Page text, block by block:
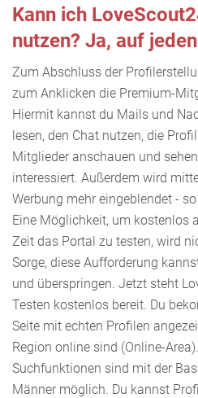
Kann ich
nutzen? Ja, auf
Zum Abschluss der
zum Anklicken die Premium-
Hiermit kannst du Mails und
lesen, den Chat nutzen, die
Mitglieder anschauen und
interessiert. Außerdem wird
Werbung mehr eingeblendet -
Eine Möglichkeit, um kostenlos
Zeit das Portal zu testen, wird
Sorge, diese Aufforderung
und überspringen. Jetzt steht
Testen kostenlos bereit. Du
Seite mit echten Profilen
Region online sind (Online-
Suchfunktionen sind mit der
Männer möglich. Du kannst